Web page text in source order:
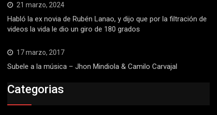
21 marzo, 2024
Habló la ex novia de Rubén Lanao, y dijo que por la filtración de
videos la vida le dio un giro de 180 grados
17 marzo, 2017
Subele a la música – Jhon Mindiola & Camilo Carvajal
Categorias